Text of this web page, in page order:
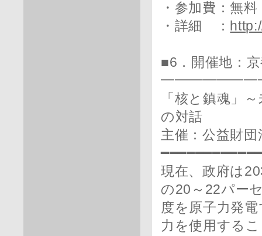
・参加費：無
・詳細 ：
■6．開催地：
「核と鎮魂」
の対話
主催：公益財
現在、政府は
の20～22パー
度を原子力発
力を使用する